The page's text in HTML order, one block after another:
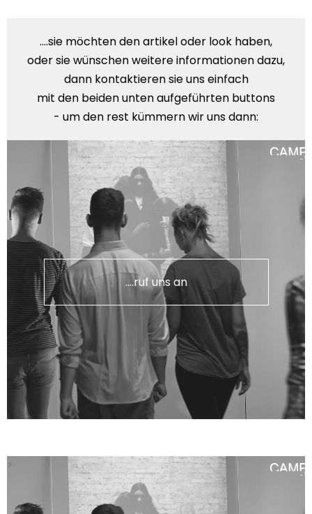
....sie möchten den artikel oder look haben,
oder sie wünschen weitere informationen dazu,
dann kontaktieren sie uns einfach
mit den beiden unten aufgeführten buttons
- um den rest kümmern wir uns dann:
....ruf uns an
>